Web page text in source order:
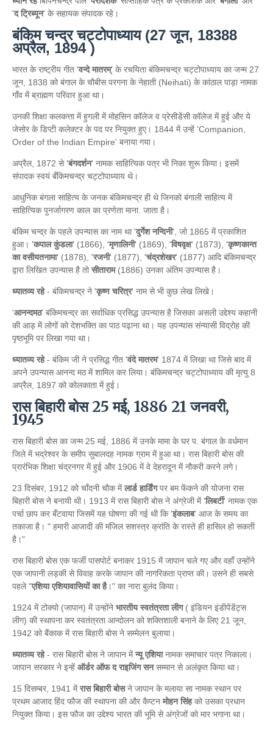
'द ट्रिब्यून' के सहायक संपादक रहे।
बंकिम चन्द्र चट्टोपाध्याय (27 जून, 18388
अप्रैल, 1894 )
भारत के राष्ट्रीय गीत 'वन्दे मातरम्' के रचयिता बंकिमचन्द्र चट्टोपाध्याय का जन्म 27
जून, 1838 को बंगाल के चौबीस परगना के नेहाती (Neihati) के कांठाल पाड़ा नामक
गाँव में ब्राह्मण परिवार हुआ था।
उनकी शिक्षा कलकत्ता में हुगली में मोहसिन कॉलेज व प्रेसीडेंसी कॉलेज में हुई और ये
जेसोर के डिप्टी कलेक्टर के पद पर नियुक्त हुए। 1844 में उन्हें 'Companion,
Order of the Indian Empire' बनाया गया।
अप्रैल, 1872 से 'बंगदर्शन' नामक साहित्यिक पत्र भी निका शुरू किया। इसमें
संपादक स्वयं बँकिमचन्द्र चट्टोपाध्याय थे।
आधुनिक बंगला साहित्य के जनक बंकिमचन्द्र ही थे जिनको बंगाली साहित्य में
साहित्यिक पुनर्जागरण काल का प्रणेता माना. जाता है।
बंकिम चन्द्र के पहले उपन्यास का नाम था 'दुर्गेश नन्दिनी', जो 1865 में प्रकाशित
हुआ। 'कपाल कुंडला' (1866), 'मृणालिनी' (1869), 'विषवृक्ष' (1873), 'कृष्णकान्त
का वसीयतनामा' (1878), 'रजनी' (1877), 'चंद्रशेखर' (1877) आदि बंकिमचन्द्र
द्वारा लिखित उपन्यास है तोसीताराम (1886) उनका अंतिम उपन्यास है।
ध्यातव्य रहे- बंकिमचन्द्र ने 'कृष्ण चरित्र' नाम से भी कुछ लेख लिखे।
'आनन्दमठ' बंकिमचन्द्र का सर्वाधिक प्रसिद्ध उपन्यास है जिसका असली उद्देश्य कहानी
की आड़ में लोगों को देशभक्ति का पाठ पढ़ाना था। यह उपन्यास संन्यासी विद्रोह की
पृष्ठभूमि पर लिखा गया था।
ध्यातव्य रहे- बंकिम जी ने प्रसिद्ध गीत 'वंदे मातरम' 1874 में लिखा था जिसे बाद में
अपने उपन्यास आनन्द मठ में शामिल कर लिया। बंकिमचन्द्र चट्टोपाध्याय की मृत्यु 8
अप्रैल, 1897 को कोलकाता में हुई।
रास बिहारी बोस 25 मई, 1886 21 जनवरी,
1945
रास बिहारी बोस का जन्म 25 मई, 1886 में उनके मामा के घर प. बंगाल के वर्धमान
जिले में भद्रेश्वर के समीप सुबालदह नामक ग्राम में हुआ था। रास बिहारी बोस की
प्रारंभिक शिक्षा चंद्रनगर में हुई और 1906 में वे देहरादून में नौकरी करने लगे।
23 दिसंबर, 1912 को चाँदनी चौक मेंलार्ड हार्डिंगपर बम फेंकने की योजना रास
बिहारी बोस ने बनायी थी। 1913 में रास बिहारी बोस ने अंग्रेजी में 'लिबर्टी' नामक एक
पर्चा छाप कर बँटवाया जिसमें यह घोषणा की गई थी कि 'इंकलाब' आज के समय का
तकाजा है। " हमारी आजादी की मंजिल सशस्त्र क्रांति के रास्ते ही हासिल हो सकती
है।"
रास बिहारी बोस एक फर्जी पासपोर्ट बनाकर 1915 में जापान चले गए और वहाँ उन्होंने
एक जापानी लड़की से विवाह करके जापान की नागरिकता प्राप्त की। उसने ही सबसे
पहले "एशिया एशियावासियों का है।" का नारा बुलंद किया।
1924 में टोक्यो (जापान) में उन्होंने भारतीय स्वतंत्रता लीग( इंडियन इंडीपेंडेंट्स
लीग) की स्थापना कर स्वतंत्रता आन्दोलन को शक्तिशाली बनाने के लिए 21 जून,
1942 को बैंकाक में रास बिहारी बोस ने सम्मेलन बुलाया।
ध्यातव्य रहे- रास बिहारी बोस ने जापान मेंन्यू एशियानामक समाचार पत्र निकाला।
जापान सरकार ने इन्हें ऑर्डर ऑफ द राइजिंग सनसम्मान से अलंकृत किया था।
15 दिसम्बर, 1941 मेंरास बिहारी बोसने जापान के मलाया सा नामक स्थान पर
प्रथम आजाद हिंद फौज की स्थापना की और कैप्टन मोहन सिंहको उसका प्रधान
नियुक्त किया। इस फौज का उद्देश्य भारत की भूमि से अंग्रेजों को मार भगाना था।